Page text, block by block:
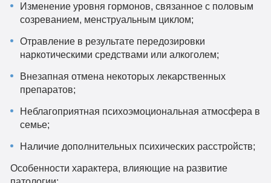
Изменение уровня гормонов, связанное с половым
созреванием, менструальным циклом;
Отравление в результате передозировки
наркотическими средствами или алкоголем;
Внезапная отмена некоторых лекарственных
препаратов;
Неблагоприятная психоэмоциональная атмосфера в
семье;
Наличие дополнительных психических расстройств;
Особенности характера, влияющие на развитие